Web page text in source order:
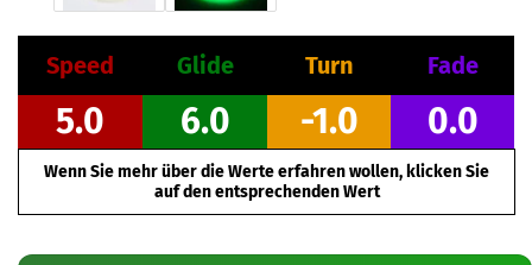
Speed Glide Turn Fade
5.0 6.0 -1.0 0.0
Wenn Sie mehr über die Werte erfahren wollen, klicken Sie
auf den entsprechenden Wert